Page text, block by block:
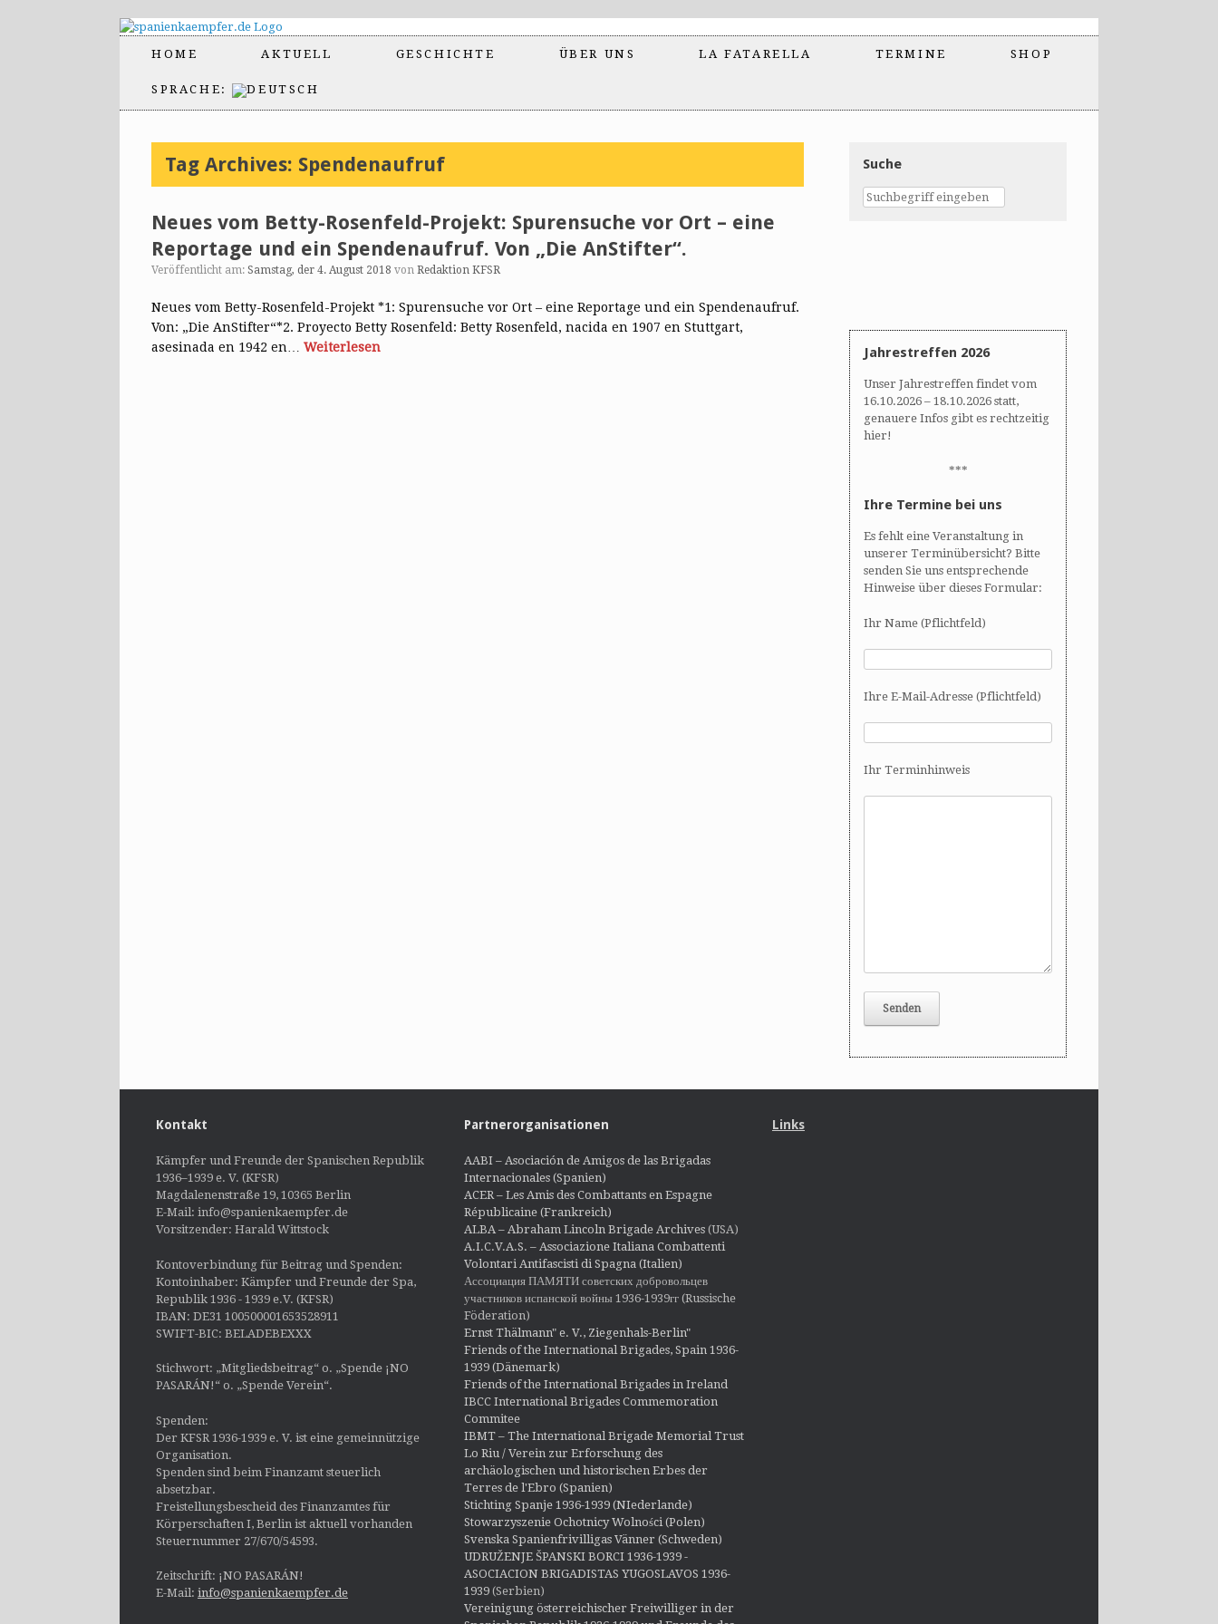
HOME AKTUELL GESCHICHTE ÜBER UNS LA FATARELLA TERMINE SHOP
SPRACHE:
Tag Archives: Spendenaufruf
Neues vom Betty-Rosenfeld-Projekt: Spurensuche vor Ort – eine
Reportage und ein Spendenaufruf. Von „Die AnStifter“.
Veröffentlicht am: Samstag, der 4. August 2018 von Redaktion KFSR
Neues vom Betty-Rosenfeld-Projekt *1: Spurensuche vor Ort – eine Reportage und ein Spendenaufruf.
Von: „Die AnStifter“*2. Proyecto Betty Rosenfeld: Betty Rosenfeld, nacida en 1907 en Stuttgart,
asesinada en 1942 en… Weiterlesen
Suche
Jahrestreffen 2026
Unser Jahrestreffen findet vom
16.10.2026 – 18.10.2026 statt,
genauere Infos gibt es rechtzeitig
hier!
***
Ihre Termine bei uns
Es fehlt eine Veranstaltung in
unserer Terminübersicht? Bitte
senden Sie uns entsprechende
Hinweise über dieses Formular:
Ihr Name (Pflichtfeld)
Ihre E-Mail-Adresse (Pflichtfeld)
Ihr Terminhinweis
Kontakt
Kämpfer und Freunde der Spanischen Republik
1936–1939 e. V. (KFSR)
Magdalenenstraße 19, 10365 Berlin
E-Mail: info@spanienkaempfer.de
Vorsitzender: Harald Wittstock
Kontoverbindung für Beitrag und Spenden:
Kontoinhaber: Kämpfer und Freunde der Spa,
Republik 1936 - 1939 e.V. (KFSR)
IBAN: DE31 100500001653528911
SWIFT-BIC: BELADEBEXXX
Stichwort: „Mitgliedsbeitrag“ o. „Spende ¡NO
PASARÁN!“ o. „Spende Verein“.
Spenden:
Der KFSR 1936-1939 e. V. ist eine gemeinnützige
Organisation.
Spenden sind beim Finanzamt steuerlich
absetzbar.
Freistellungsbescheid des Finanzamtes für
Körperschaften I, Berlin ist aktuell vorhanden
Steuernummer 27/670/54593.
Zeitschrift: ¡NO PASARÁN!
E-Mail: info@spanienkaempfer.de
Partnerorganisationen
AABI – Asociación de Amigos de las Brigadas
Internacionales (Spanien)
ACER – Les Amis des Combattants en Espagne
Républicaine (Frankreich)
ALBA – Abraham Lincoln Brigade Archives(USA)
A.I.C.V.A.S. – Associazione Italiana Combattenti
Volontari Antifascisti di Spagna (Italien)
Ассоциация ПАМЯТИ советских добровольцев
участников испанской войны 1936-1939гг (Russische
Föderation)
Ernst Thälmann" e. V., Ziegenhals-Berlin"
Friends of the International Brigades, Spain 1936-
1939 (Dänemark)
Friends of the International Brigades in Ireland
IBCC International Brigades Commemoration
Commitee
IBMT – The International Brigade Memorial Trust
Lo Riu / Verein zur Erforschung des
archäologischen und historischen Erbes der
Terres de l'Ebro (Spanien)
Stichting Spanje 1936-1939 (NIederlande)
Stowarzyszenie Ochotnicy Wolności (Polen)
Svenska Spanienfrivilligas Vänner (Schweden)
UDRUŽENJE ŠPANSKI BORCI 1936-1939 -
ASOCIACION BRIGADISTAS YUGOSLAVOS 1936-
1939(Serbien)
Vereinigung österreichischer Freiwilliger in der
Links